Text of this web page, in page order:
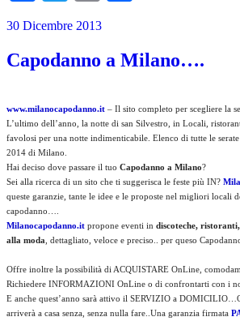
30 Dicembre 2013
Capodanno a Milano….
www.milanocapodanno.it – Il sito completo per scegliere la
L’ultimo dell’anno, la notte di san Silvestro, in Locali,
favolosi per una notte indimenticabile. Elenco di tutte le
2014 di Milano.
Hai deciso dove passare il tuo Capodanno a Milano?
Sei alla ricerca di un sito che ti suggerisca le feste più IN?
queste garanzie, tante le idee e le proposte nel migliori locali
capodanno….
Milanocapodanno.it propone eventi in discoteche,
alla moda , dettagliato, veloce e preciso.. per queso
Offre inoltre la possibilità di ACQUISTARE OnLine,
Richiedere INFORMAZIONI OnLine o di confrontarti con i
E anche quest’anno sarà attivo il SERVIZIO a
arriverà a casa senza, senza nulla fare..Una garanzia firmata